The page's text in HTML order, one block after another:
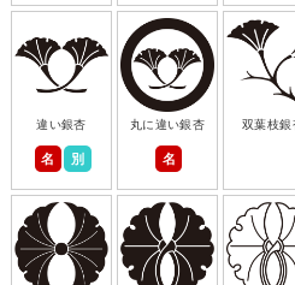
違い銀杏
名 別
丸に違い銀杏
名
双葉枝銀